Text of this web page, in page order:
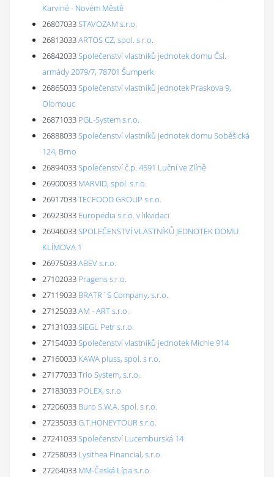
Karviné - Novém Městě
26807033STAVOZAM s.r.o.
26813033ARTOS CZ, spol. s r.o.
26842033Společenství vlastníků jednotek domu Čsl.
armády 2079/7, 78701 Šumperk
26865033Společenství vlastníků jednotek Praskova 9,
Olomouc
26871033 PGL-System s.r.o.
26888033Společenství vlastníků jednotek domu Soběšická
124, Brno
26894033Společenství č.p. 4591 Luční ve Zlíně
26900033 MARVID, spol. s.r.o.
26917033TECFOOD GROUP s.r.o.
26923033 Europedia s.r.o. v likvidaci
26946033SPOLEČENSTVÍ VLASTNÍKŮ JEDNOTEK DOMU
KLÍMOVA 1
26975033ABEV s.r.o.
27102033 Pragens s.r.o.
27119033 BRATR´S Company, s.r.o.
27125033AM - ART s.r.o.
27131033SIEGL Petr s.r.o.
27154033Společenství vlastníků jednotek Michle 914
27160033 KAWA pluss, spol. s r.o.
27177033Trio System, s.r.o.
27183033 POLEX, s.r.o.
27206033 Buro S.W.A. spol. s r.o.
27235033G.T.HONEYTOUR s.r.o.
27241033Společenství Lucemburská 14
27258033 Lysithea Financial, s.r.o.
27264033 MM-Česká Lípa s.r.o.